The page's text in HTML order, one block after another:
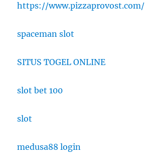
https://www.pizzaprovost.com/
spaceman slot
SITUS TOGEL ONLINE
slot bet 100
slot
medusa88 login